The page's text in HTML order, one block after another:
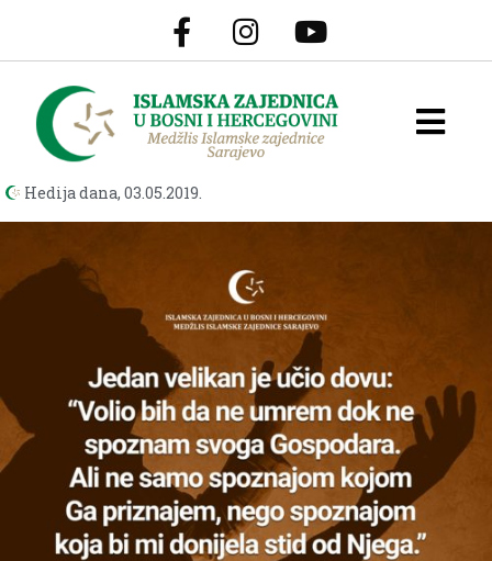
Hedija dana, 03.05.2019.